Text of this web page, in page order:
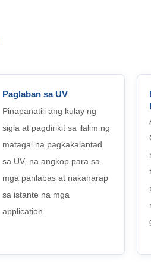
Paglaban sa UV
Pinapanatili ang kulay ng
sigla at pagdirikit sa ilalim ng
matagal na pagkakalantad
sa UV, na angkop para sa
mga panlabas at nakaharap
sa istante na mga
application.